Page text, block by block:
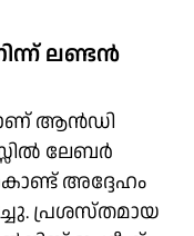
ലണ്ടന്‍
ആന്‍ഡി
ലേബര്‍
അദ്ദേഹം
പ്രശസ്തമായ